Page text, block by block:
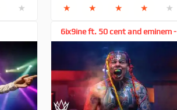
★ ★ ★ ★ ★ ★
6ix9ine ft. 50 cent and eminem -